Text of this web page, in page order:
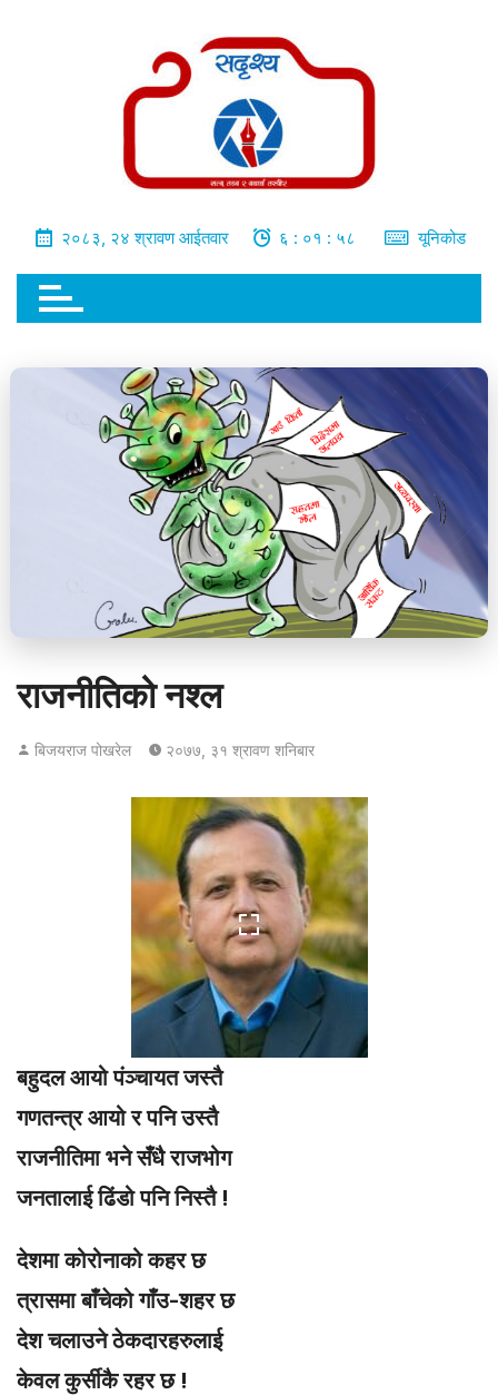
२०८३, २४ श्रावण आईतवार ६ : ०१ : ५९ यूनिकोड
राजनीतिको नश्ल
बिजयराज पोखरेल २०७७, ३१ श्रावण शनिबार
बहुदल आयो पंञ्चायत जस्तै
गणतन्त्र आयो र पनि उस्तै
राजनीतिमा भने सँधै राजभोग
जनतालाई ढिंडो पनि निस्तै !
देशमा कोरोनाको कहर छ
त्रासमा बाँचेको गाँउ-शहर छ
देश चलाउने ठेकदारहरुलाई
केवल कुर्सीकै रहर छ !